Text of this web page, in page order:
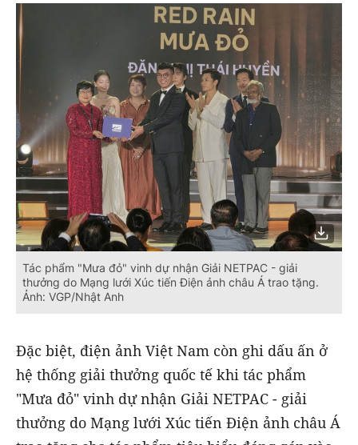
Tác phẩm "Mưa đỏ" vinh dự nhận Giải NETPAC - giải
thưởng do Mạng lưới Xúc tiến Điện ảnh châu Á trao tặng.
Ảnh: VGP/Nhật Anh
Đặc biệt, điện ảnh Việt Nam còn ghi dấu ấn ở
hệ thống giải thưởng quốc tế khi tác phẩm
"Mưa đỏ" vinh dự nhận Giải NETPAC - giải
thưởng do Mạng lưới Xúc tiến Điện ảnh châu Á